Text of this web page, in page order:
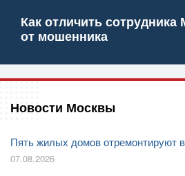
Как отличить
от мошенника
Новости Москвы
Пять жилых домов отремонтируют
07.08.2026